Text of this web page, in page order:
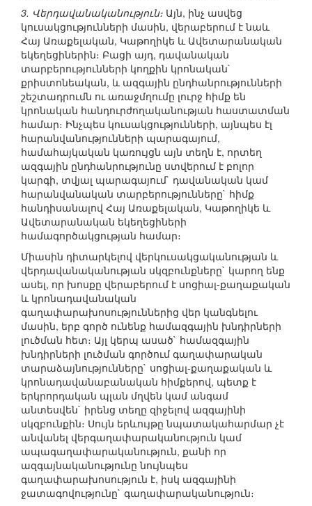
3. Վերդավանականություն։ Այն, ինչ ասվեց
կուսակցությունների մասին, վերաբերում է նաև
Հայ Առաքելական, Կաթողիկե և Ավետարանական
եկեղեցիներին։ Բացի այդ, դավանական
տարբերությունների կողքին կրոնական`
քրիստոնեական, և ազգային ընդհանրությունների
շեշտադրումն ու առաջմղումը լուրջ հիմք են
կրոնական հանդուրժողականության հաստատման
համար։ Ինչպես կուսակցությունների, այնպես էլ
հարանվանությունների պարագայում,
համահայկական կառույցն այն տեղն է, որտեղ
ազգային ընդհանրությունը ստվերում է բոլոր
կարգի, տվյալ պարագայում` դավանական կամ
հարանվանական տարբերությունները` հիմք
հանդիսանալով Հայ Առաքելական, Կաթողիկե և
Ավետարանական եկեղեցիների
համագործակցության համար։
Միասին դիտարկելով վերկուսակցականության և
վերդավանականության սկզբունքները` կարող ենք
ասել, որ խոսքը վերաբերում է սոցիալ-քաղաքական
և կրոնադավանական
գաղափարախոսություններից վեր կանգնելու
մասին, երբ գործ ունենք համազգային խնդիրների
լուծման հետ։ Այլ կերպ ասած` համազգային
խնդիրների լուծման գործում գաղափարական
տարաձայնությունները` սոցիալ-քաղաքական և
կրոնադավանաբանական հիմքերով, պետք է
երկրորդական պլան մղվեն կամ անգամ
անտեսվեն` իրենց տեղը զիջելով ազգայինի
սկզբունքին։ Սույն երևույթը նպատակահարմար չէ
անվանել վերգաղափարականություն կամ
ապագաղափարականություն, քանի որ
ազգայնականությունը նույնպես
գաղափարախոսություն է, իսկ ազգայինի
ջատագովությունը` գաղափարականություն։